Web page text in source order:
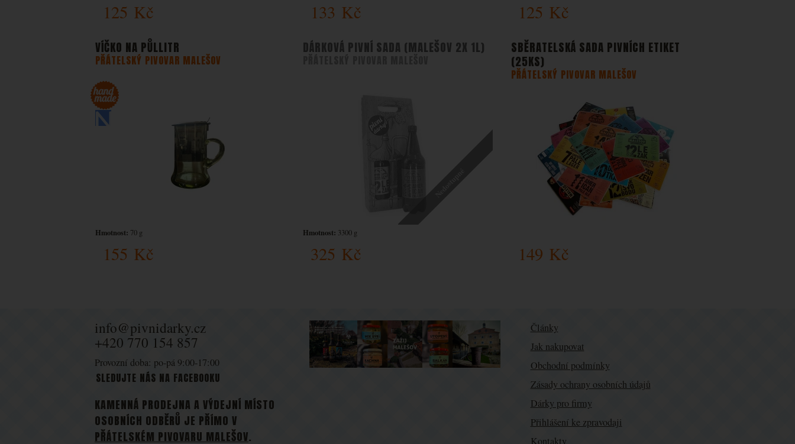
125 Kč 133 Kč 125 Kč
VÍČKO NA PŮLLITR
PŘÁTELSKÝ PIVOVAR MALEŠOV
155 Kč
Hmotnost: 70 g
DÁRKOVÁ PIVNÍ SADA (MALEŠOV 2X 1L)
Nedostupné
325 Kč
Hmotnost: 3300 g
SBĚRATELSKÁ SADA PIVNÍCH ETIKET
(25KS)
PŘÁTELSKÝ PIVOVAR MALEŠOV
149 Kč
info@pivnidarky.cz
+420 770 154 857
Provozní doba: po-pá 9:00-17:00
SLEDUJTE NÁS NA FACEBOOKU
KAMENNÁ PRODEJNA A VÝDEJNÍ MÍSTO
OSOBNÍCH ODBĚRŮ JE PŘÍMO V
PŘÁTELSKÉM PIVOVARU MALEŠOV.
Články
Jak nakupovat
Obchodní podmínky
Zásady ochrany osobních údajů
Dárky pro firmy
Přihlášení ke zpravodaji
Kontakty